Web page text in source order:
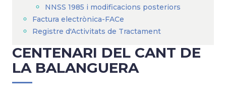
NNSS 1985 i modificacions posteriors
Factura electrònica-FACe
Registre d'Activitats de Tractament
CENTENARI DEL CANT DE
LA BALANGUERA